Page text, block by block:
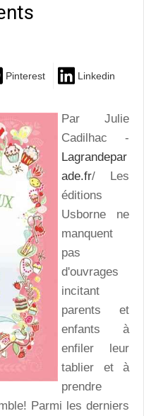
Pinterest Linkedin
Par Julie
Cadilhac -
Lagrandepar
ade.fr/ Les
éditions
Usborne ne
manquent
pas
d'ouvrages
incitant
parents et
enfants à
enfiler leur
tablier et à
prendre
Parmi les derniers